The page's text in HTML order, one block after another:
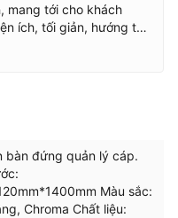
mang tới cho khách
ích, tối giản, hướng tới
những giá trị mới với
bàn đứng quản lý cáp.
Màu sắc:
Chroma Chất liệu: